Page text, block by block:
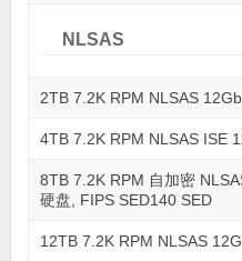
NLSAS
2TB 7.2K RPM NLSAS
4TB 7.2K RPM NLSAS ISE
8TB 7.2K RPM 自加密
硬盘, FIPS SED140 SED
12TB 7.2K RPM NLSAS